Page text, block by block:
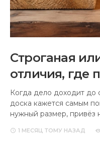
Строганая
отличия, где
Когда дело доходит до
доска кажется самым
нужный размер, привёз
1 МЕСЯЦ ТОМУ НАЗАД